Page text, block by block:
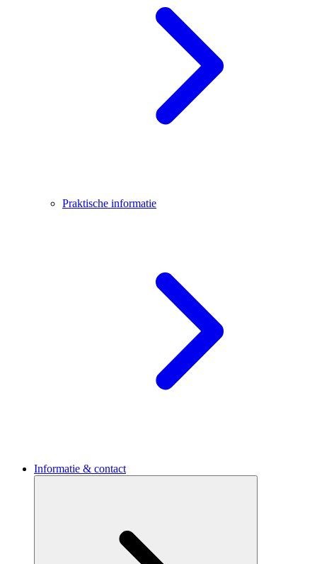
Praktische informatie
Informatie & contact